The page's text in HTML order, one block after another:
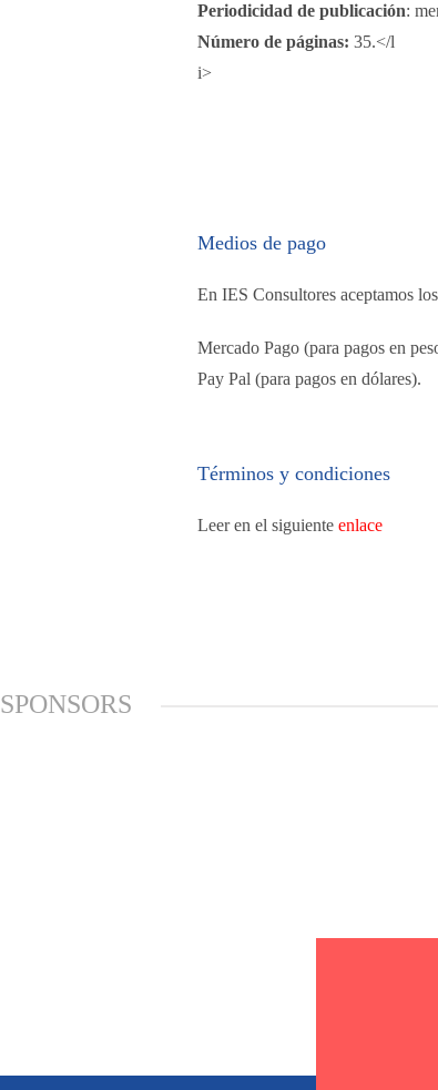
Periodicidad de publicación:
Número de páginas: 35.</l
i>
Medios de pago
En IES Consultores aceptamos
Mercado Pago (para pagos en
Pay Pal (para pagos en dólares).
Términos y condiciones
Leer en el siguiente enlace
SPONSORS